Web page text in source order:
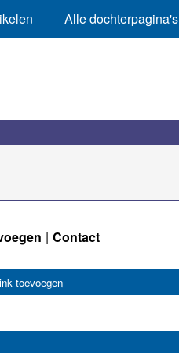
Alle dochterpagina's
Contact
toevoegen